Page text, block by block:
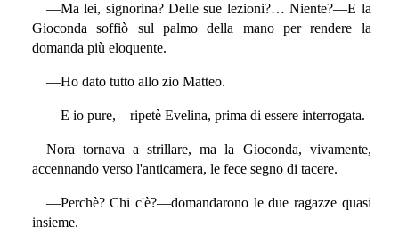
—Ma lei, signorina? Delle sue lezioni?… Niente?—E la
Gioconda soffiò sul palmo della mano per rendere la
domanda più eloquente.
—Ho dato tutto allo zio Matteo.
—E io pure,—ripetè Evelina, prima di essere interrogata.
Nora tornava a strillare, ma la Gioconda, vivamente,
accennando verso l'anticamera, le fece segno di tacere.
—Perchè? Chi c'è?—domandarono le due ragazze quasi
insieme.